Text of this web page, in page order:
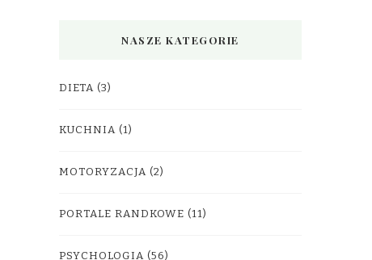
NASZE KATEGORIE
DIETA (3)
KUCHNIA (1)
MOTORYZACJA (2)
PORTALE RANDKOWE (11)
PSYCHOLOGIA (56)